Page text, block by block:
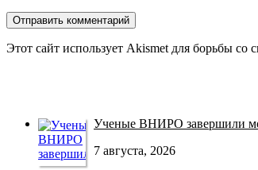
Этот сайт использует Akismet для борьбы со
Ученые ВНИРО завершили
7 августа, 2026